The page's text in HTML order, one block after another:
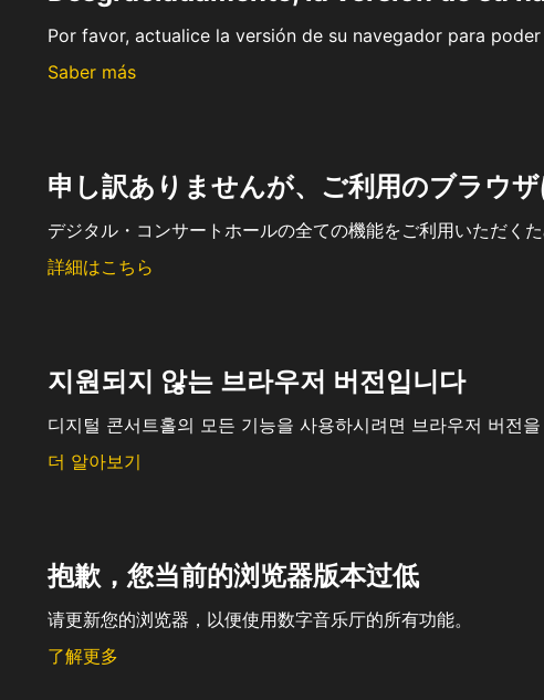
Por favor, actualice la versión de su navegador para
Saber más
申し訳ありませんが、ご利用のブラウ
デジタル・コンサートホールの全ての機能をご利用いただく
詳細はこちら
지원되지 않는 브라우저 버전입니다
디지털 콘서트홀의 모든 기능을 사용하시려면 브라우저 버전
더 알아보기
抱歉，您当前的浏览器版本过低
请更新您的浏览器，以便使用数字音乐厅的所有功能。
了解更多